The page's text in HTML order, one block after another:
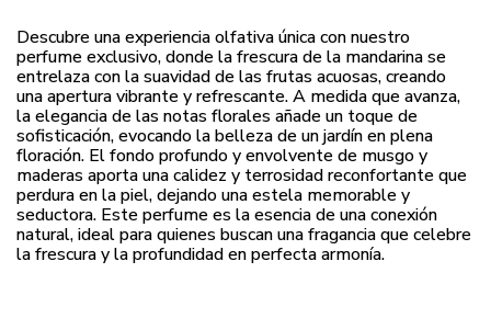
Descubre una experiencia olfativa única con nuestro
perfume exclusivo, donde la frescura de la mandarina se
entrelaza con la suavidad de las frutas acuosas, creando
una apertura vibrante y refrescante. A medida que avanza,
la elegancia de las notas florales añade un toque de
sofisticación, evocando la belleza de un jardín en plena
floración. El fondo profundo y envolvente de musgo y
maderas aporta una calidez y terrosidad reconfortante que
perdura en la piel, dejando una estela memorable y
seductora. Este perfume es la esencia de una conexión
natural, ideal para quienes buscan una fragancia que celebre
la frescura y la profundidad en perfecta armonía.